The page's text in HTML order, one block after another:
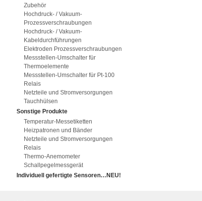
Zubehör
Hochdruck- / Vakuum-
Prozessverschraubungen
Hochdruck- / Vakuum-
Kabeldurchführungen
Elektroden Prozessverschraubungen
Messstellen-Umschalter für
Thermoelemente
Messstellen-Umschalter für Pt-100
Relais
Netzteile und Stromversorgungen
Tauchhülsen
Sonstige Produkte
Temperatur-Messetiketten
Heizpatronen und Bänder
Netzteile und Stromversorgungen
Relais
Thermo-Anemometer
Schallpegelmessgerät
Individuell gefertigte Sensoren…NEU!